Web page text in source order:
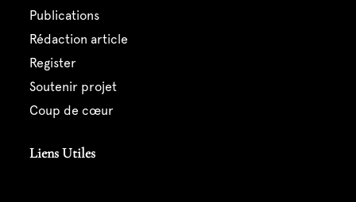
publications
rédaction article
register
soutenir projet
coup de cœur
Liens Utiles